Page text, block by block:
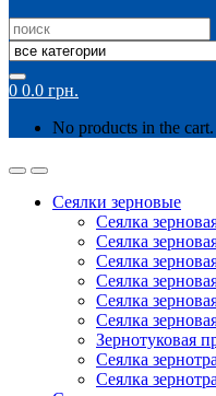
Search
for:
0 0.0 грн.
No products in the cart.
Сеялки зерновые
Сеялка
Сеялка
Сеялка
Сеялка
Сеялка
Сеялка
Зернотуковая
Сеялка
Сеялка